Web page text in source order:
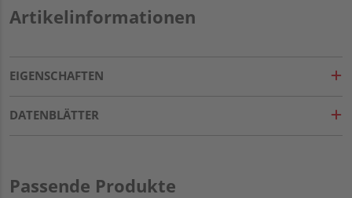
Artikelinformationen
EIGENSCHAFTEN
DATENBLÄTTER
Passende Produkte